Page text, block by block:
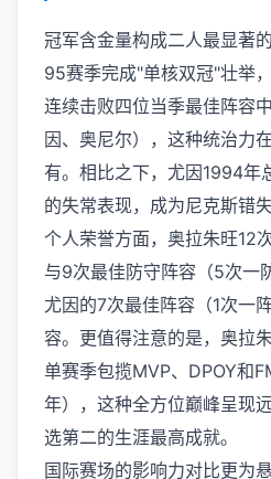
冠军含金量构成二人最显著
95赛季完成"单核双冠"壮举
连续击败四位当季最佳阵容
因、奥尼尔），这种统治力
有。相比之下，尤因1994年
的失常表现，成为尼克斯错
个人荣誉方面，奥拉朱旺12
与9次最佳防守阵容（5次一
尤因的7次最佳阵容（1次一
容。更值得注意的是，奥拉
单赛季包揽MVP、DPOY和
年），这种全方位巅峰呈现
选第二的生涯最高成就。
国际赛场的影响力对比更为